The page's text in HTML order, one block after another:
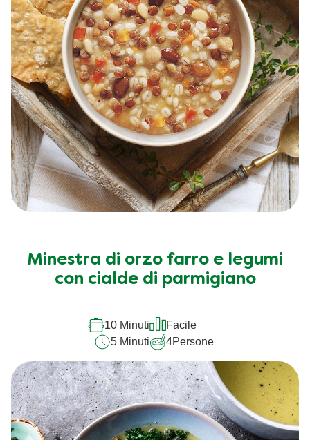
Minestra di orzo farro e legumi
con cialde di parmigiano
10 Minuti
Facile
5 Minuti
4Persone